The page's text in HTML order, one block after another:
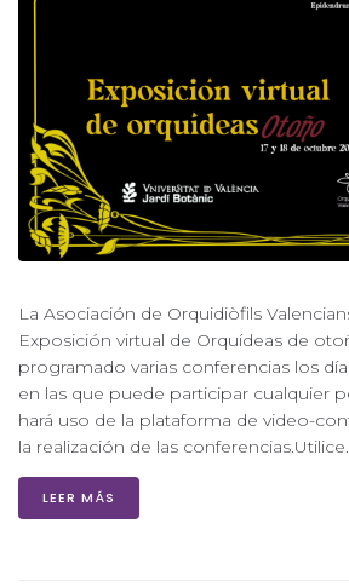
La Asociación de Orquidiòfils
Exposición virtual de Orquídeas de
programado varias conferencias los
en las que puede participar cualquier
hará uso de la plataforma de video-
la realización de las
LEER MÁS